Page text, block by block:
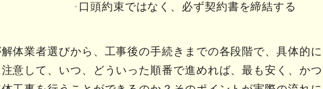
口頭約束ではなく、必ず契約書を締結する
体業者選びから、工事後の手続きまでの各段階で、具体的に
意して、いつ、どういった順番で進めれば、最も安く、かつ